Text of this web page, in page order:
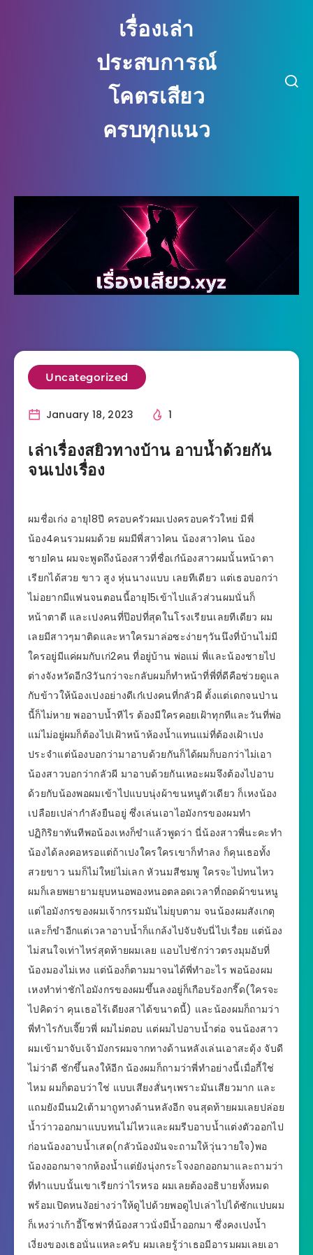
เรื่องเล่า
ประสบการณ์
โคตรเสียว
ครบทุกแนว
Uncategorized
January 18, 2023 1
เล่าเรื่องสยิวทางบ้าน อาบน้ำด้วยกัน
จนเปงเรื่อง
ผมชื่อเก่ง อายุ18ปี ครอบครัวผมเปงครอบครัวใหย่ มีพี่
น้อง4คนรวมผมด้วย ผมมีพี่สาว1คน น้องสาว1คน น้อง
ชาย1คน ผมจะพูดถึงน้องสาวที่ชื่อเก๋น้องสาวผมนั้นหน้าตา
เรียกได้สวย ขาว สูง หุ่นนางแบบ เลยทีเดียว แต่เธอบอกว่า
ไม่อยากมีแฟนจนตอนนี้อายุ15เข้าไปแล้วส่วนผมนั่นก็
หน้าตาดี และเปงคนที่ป๊อปที่สุดในโรงเรียนเลยทีเดียว ผม
เลยมีสาวๆมาติดและหาใครมาล่อซะง่ายๆวันนึงที่บ้านไม่มี
ใครอยู่มีแค่ผมกับเก่2คน ที่อยู่บ้าน พ่อแม่ พี่และน้องชายไป
ต่างจังหวัดอีก3วันกว่าจะกลับผมก็ทำหน้าที่พี่ที่ดีคือช่วยดูแล
กับข้าวให้น้องเปงอย่างดีเก๋เปงคนที่กลัวผี ตั้งแต่เดกจนป่าน
นี้ก็ไม่หาย พออาบน้ำทีไร ต้องมีใครคอยเฝ้าทุกทีและวันที่พ่อ
แม่ไม่อยู่ผมก็ต้องไปเฝ้าหน้าห้องน้ำแทนแม่ที่ต้องเฝ้าเปง
ประจำแต่น้องบอกว่ามาอาบด้วยกันก็ได้ผมก็บอกว่าไม่เอา
น้องสาวบอกว่ากลัวผี มาอาบด้วยกันเหอะผมจึงต้องไปอาบ
ด้วยกับน้องพอผมเข้าไปแบบนุ่งผ้าขนหนูตัวเดียว ก็เหงน้อง
เปลือยเปล่ากำลังยืนอยู่ ซึ่งเล่นเอาไอมังกรของผมทำ
ปฏิกิริยาทันทีพอน้องเหงก็ขำแล้วพูดว่า นี่น้องสาวพี่นะคะทำ
น้องได้ลงคอหรอแต่ถ้าเปงใครใครเขาก็ทำลง ก็คุนเธอทั้ง
สวยขาว นมก็ไม่ใหย่ไม่เลก หัวนมสีชมพู ใครจะไปทนไหว
ผมก็เลยพยายามยุบหนอพองหนอตลอดเวลาที่ถอดผ้าขนหนู
แต่ไอมังกรของผมเจ้ากรรมมันไม่ยุบตาม จนน้องผมสังเกตุ
และก็ขำอีกแต่เวลาอาบน้ำก็แกล้งไปจับจับนี่ไปเรื่อย แต่น้อง
ไม่สนใจเท่าไหร่สุดท้ายผมเลย แอบไปชักว่าวตรงมุมอับที่
น้องมองไม่เหง แต่น้องก็ตามมาจนได้พี่ทำอะไร พอน้องผม
เหงทำท่าชักไอมังกรของผมขึ้นลงอยู่ก็เกือบร้องกรี๊ด(ใครจะ
ไปคิดว่า คุนเธอไร้เดียงสาได้ขนาดนี้) และน้องผมก็ถามว่า
พี่ทำไรกับเจี๊ยวพี่ ผมไม่ตอบ แต่ผมไปอาบน้ำต่อ จนน้องสาว
ผมเข้ามาจับเจ้ามังกรผมจากทางด้านหลังเล่นเอาสะดุ้ง จับดี
ไม่ว่าดี ชักขึ้นลงให้อีก น้องผมก็ถามว่าพี่ทำอย่างนี้เมื่อกี้ใช่
ไหม ผมก็ตอบว่าใช่ แบบเสียงสั่นๆเพราะมันเสียวมาก และ
แถมยังมีนม2เต้ามาถูทางด้านหลังอีก จนสุดท้ายผมเลยปล่อย
น้ำว่าวออกมาแบบทนไม่ไหวและผมรีบอาบน้ำแต่งตัวออกไป
ก่อนน้องอาบน้ำเสด(กลัวน้องมันจะถามให้วุ่นวายใจ)พอ
น้องออกมาจากห้องน้ำแต่ยังนุ่งกระโจงอกออกมาและถามว่า
ที่ทำแบบนั้นเขาเรียกว่าไรหรอ ผมเลยต้องอธิบายทั้งหมด
พร้อมเปิดหนงัอย่างว่าให้ดูไปด้วยพอดูไปเล่าไปได้ซักแปบผม
ก็เหงว่าเก้าอี้โซฟาที่น้องสาวนั่งมีน้ำออกมา ซึ่งคงเปงน้ำ
เงี่ยงของเธอนั่นแหละครับ ผมเลยรู้ว่าเธอมีอารมผมเลยเอา